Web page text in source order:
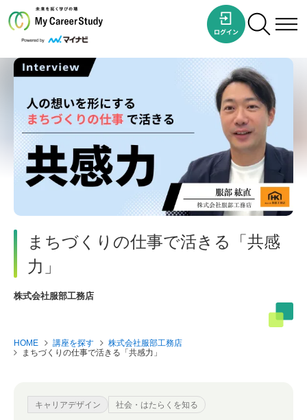
まちづくりの仕事で活きる「共感
力」
株式会社服部工務店
HOME 講座を探す
株式会社服部工務店
まちづくりの仕事で活きる「共感力」
キャリアデザイン 社会・はたらくを知る